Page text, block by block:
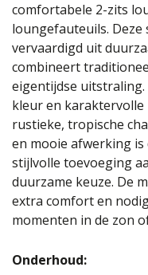
comfortabele 2-zits
loungefauteuils. Deze
vervaardigd uit
combineert
eigentijdse
kleur en
rustieke, tropische
en mooie afwerking
stijlvolle toevoeging
duurzame keuze. De
extra comfort en
momenten in de zon
Onderhoud: